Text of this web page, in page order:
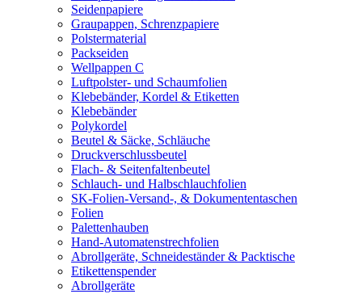
Seidenpapiere
Graupappen, Schrenzpapiere
Polstermaterial
Packseiden
Wellpappen C
Luftpolster- und Schaumfolien
Klebebänder, Kordel & Etiketten
Klebebänder
Polykordel
Beutel & Säcke, Schläuche
Druckverschlussbeutel
Flach- & Seitenfaltenbeutel
Schlauch- und Halbschlauchfolien
SK-Folien-Versand-, & Dokumententaschen
Folien
Palettenhauben
Hand-Automatenstrechfolien
Abrollgeräte, Schneideständer & Packtische
Etikettenspender
Abrollgeräte